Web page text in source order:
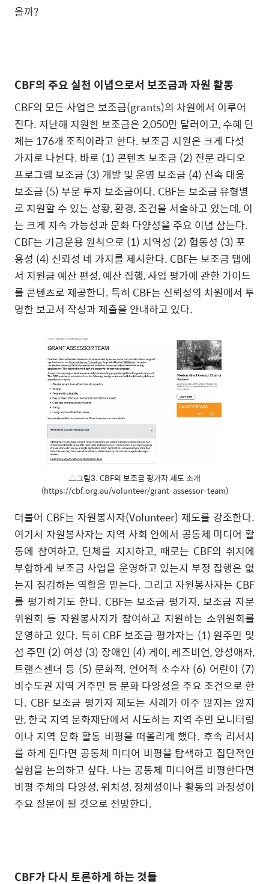
을까?
CBF의 주요 실천 이념으로서 보조금과 자원 활동
CBF의 모든 사업은 보조금(grants)의 차원에서 이루어
진다. 지난해 지원한 보조금은 2,050만 달러이고,수혜 단
체는 176개 조직이라고 한다. 보조금 지원은 크게 다섯
가지로 나뉜다. 바로 (1) 콘텐츠 보조금 (2) 전문 라디오
프로그램 보조금 (3) 개발 및 운영 보조금 (4) 신속 대응
보조금 (5)부문 투자 보조금이다. CBF는 보조금 유형별
로 지원할 수 있는 상황,환경,조건을 서술하고 있는데,이
는 크게 지속 가능성과 문화 다양성을 주요 이념 삼는다.
CBF는 기금운용 원칙으로 (1) 지역성 (2) 협동성 (3) 포
용성 (4) 신뢰성 네 가지를 제시한다. CBF는 보조금 탭에
서 지원금 예산 편성,예산 집행,사업 평가에 관한 가이드
를 콘텐츠로 제공한다.특히 CBF는 신뢰성의 차원에서 투
명한 보고서 작성과 제출을 안내하고 있다.
△그림3. CBF의 보조금 평가자 제도 소개
(https://cbf.org.au/volunteer/grant-assessor-team)
더불어 CBF는 자원봉사자(Volunteer) 제도를 강조한다.
여기서 자원봉사자는 지역 사회 안에서 공동체 미디어 활
동에 참여하고, 단체를 지지하고, 때로는 CBF의 취지에
부합하게 보조금 사업을 운영하고 있는지 부정 집행은 없
는지 점검하는 역할을 맡는다. 그리고 자원봉사자는 CBF
를 평가하기도 한다. CBF는 보조금 평가자, 보조금 자문
위원회 등 자원봉사자가 참여하고 지원하는 소위원회를
운영하고 있다. 특히 CBF 보조금 평가자는 (1) 원주민 및
섬 주민 (2) 여성 (3) 장애인 (4) 게이,레즈비언,양성애자,
트랜스젠더 등 (5)문화적, 언어적 소수자 (6) 어린이 (7)
비수도권 지역 거주민 등 문화 다양성을 주요 조건으로 한
다. CBF 보조금 평가자 제도는 사례가 아주 많지는 않지
만,한국 지역 문화재단에서 시도하는 지역 주민 모니터링
이나 지역 문화 활동 비평을 떠올리게 했다. 후속 리서치
를 하게 된다면 공동체 미디어 비평을 탐색하고 집단적인
실험을 논의하고 싶다. 나는 공동체 미디어를 비평한다면
비평 주체의 다양성,위치성,정체성이나 활동의 과정성이
주요 질문이 될 것으로 전망한다.
CBF가 다시 토론하게 하는 것들